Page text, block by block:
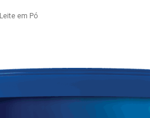
Leite em Pó
3 º queijo
7 macarrão